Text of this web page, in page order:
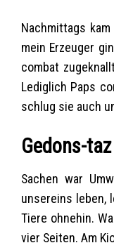
Nachmittags
mein Erzeuger
combat
Lediglich Paps
schlug sie auch
Gedons-taz
Sachen war
unsereins leben,
Tiere ohnehin.
vier Seiten. Am